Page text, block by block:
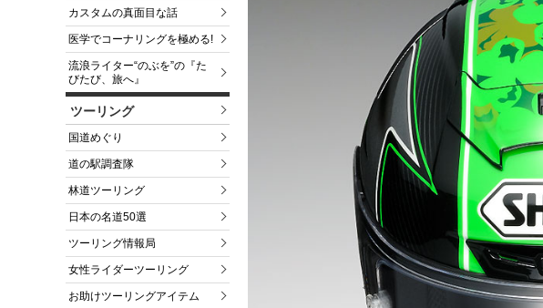
カスタムの真面目な話
医学でコーナリングを極める!
流浪ライター“のぶを”の『た
びたび、旅へ』
ツーリング
国道めぐり
道の駅調査隊
林道ツーリング
日本の名道50選
ツーリング情報局
女性ライダーツーリング
お助けツーリングアイテム